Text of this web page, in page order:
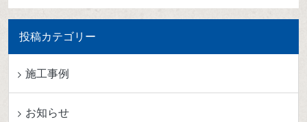
投稿カテゴリー
施工事例
お知らせ